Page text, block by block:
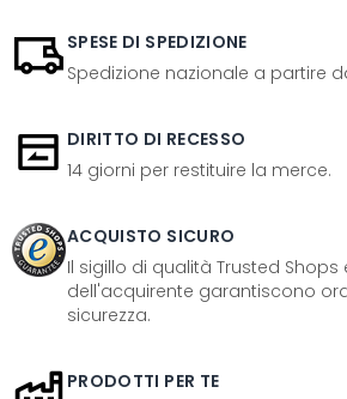
SPESE DI SPEDIZIONE
Spedizione nazionale a partire
DIRITTO DI RECESSO
14 giorni per restituire la merce.
ACQUISTO SICURO
Il sigillo di qualità Trusted Shops
dell'acquirente garantiscono
sicurezza.
PRODOTTI PER TE